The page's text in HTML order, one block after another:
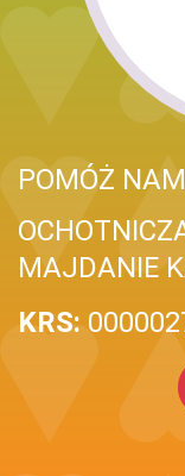
POMÓŻ
MAJDANIE
KRS: